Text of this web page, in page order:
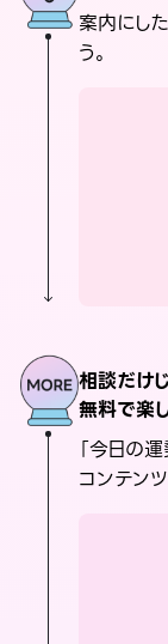
案内にし
う。
相談だけ
無料で楽
「今日の
コンテン